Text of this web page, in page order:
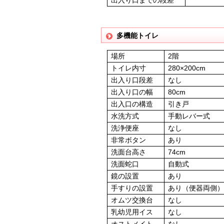
多機能トイレ
場所
2階
トイレ内寸
280×200cm
出入り口段差
なし
出入り口の幅
80cm
出入口の構造
引き戸
水洗方式
手動レバー式
洗浄便座
なし
非常ボタン
あり
洗面台高さ
74cm
洗面蛇口
自動式
鏡の設置
あり
手すりの設置
あり（便器両側）
オムツ交換台
なし
乳幼児用イス
なし